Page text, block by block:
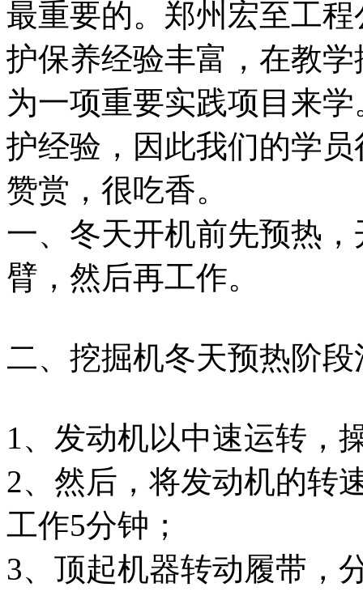
最重要的。郑州宏至工
护保养经验丰富，在教
为一项重要实践项目来
护经验，因此我们的学
赞赏，很吃香。
一、冬天开机前先预热
臂，然后再工作。
二、挖掘机冬天预热阶
1、发动机以中速运转，
2、然后，将发动机的转
工作5分钟；
3、顶起机器转动履带，